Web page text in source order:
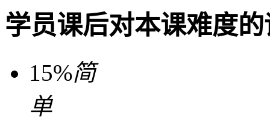
学员课后对本课难度
15%简
单